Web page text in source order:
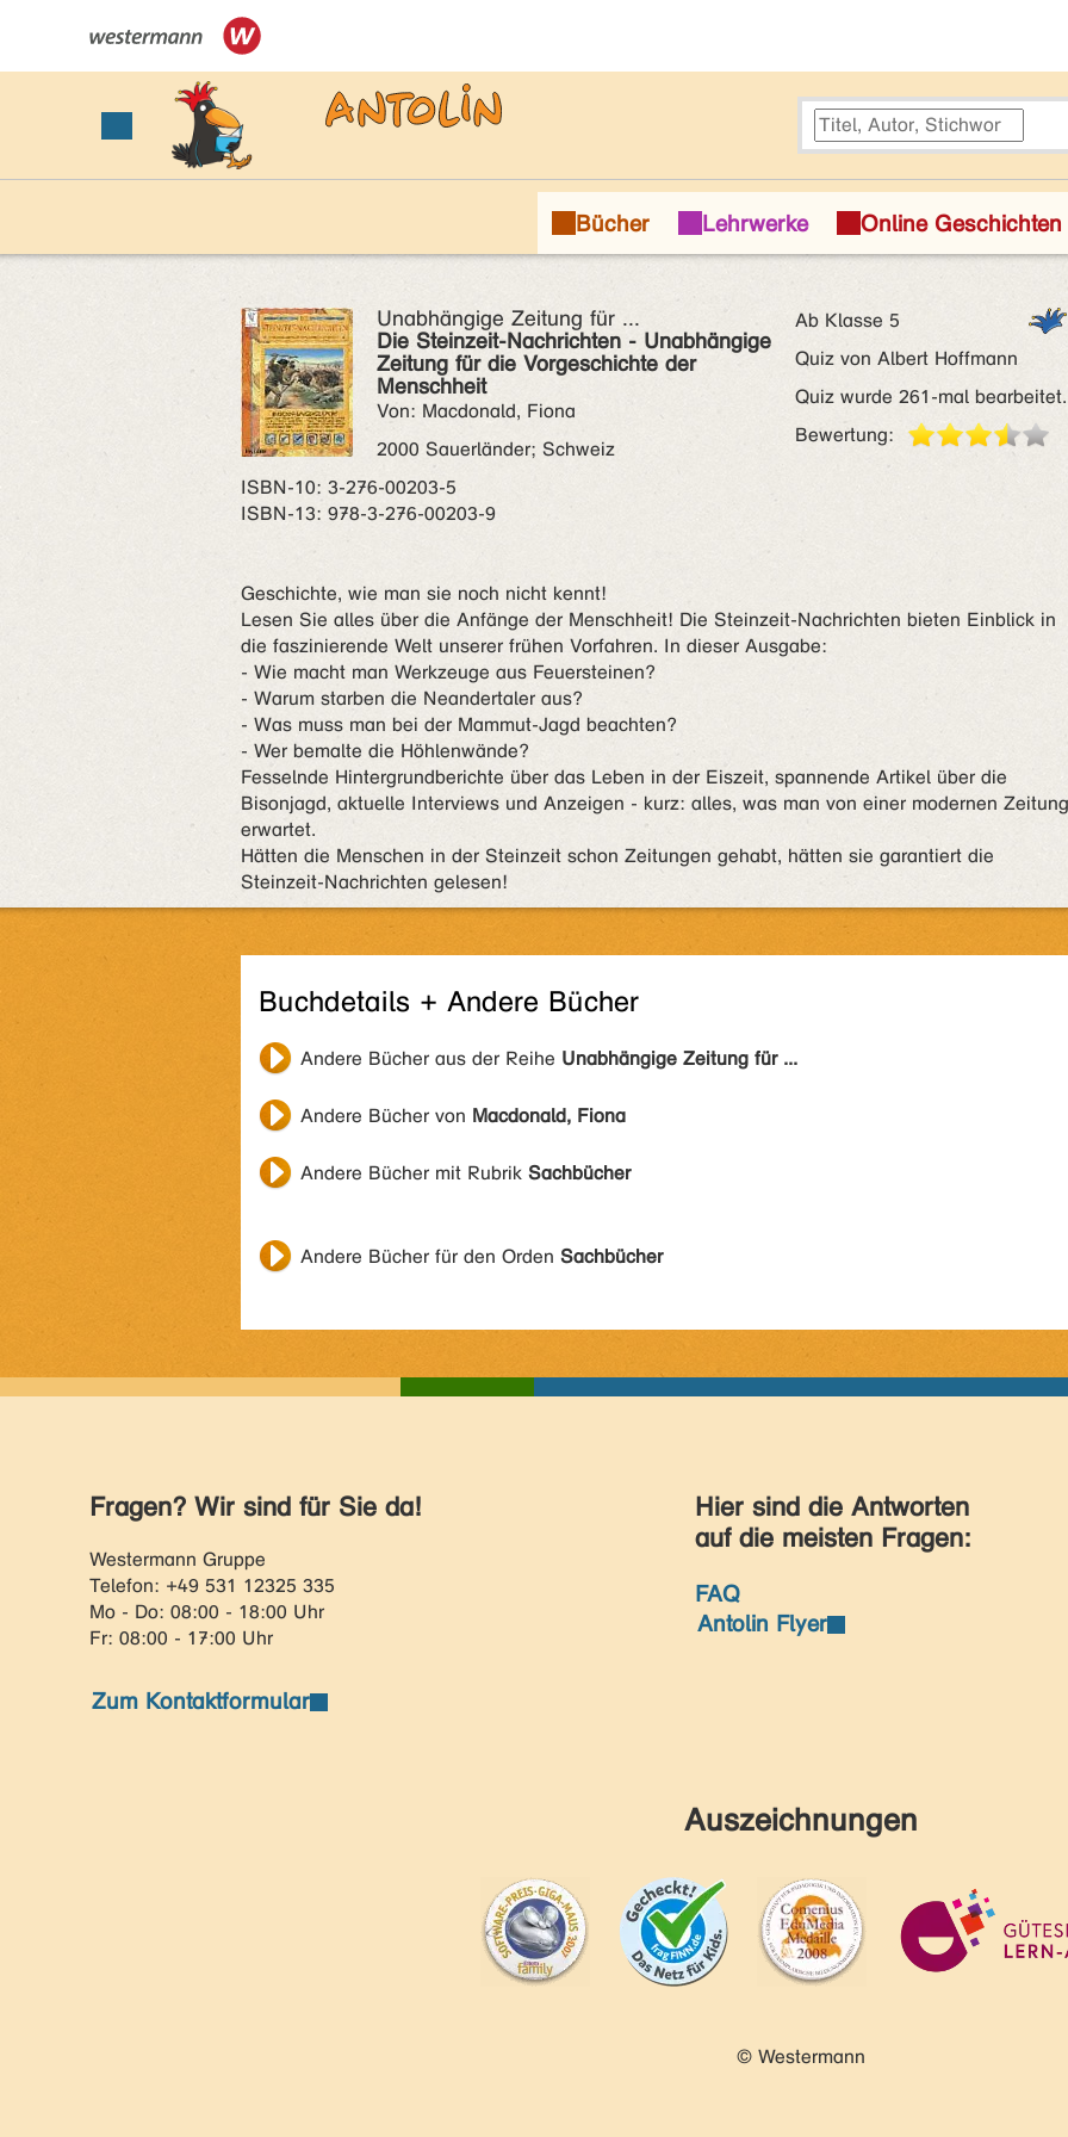
Unabhängige Zeitung für ...
Die Steinzeit-Nachrichten - Unabhängige
Zeitung für die Vorgeschichte der
Menschheit
Von: Macdonald, Fiona
2000 Sauerländer; Schweiz
ISBN‑10: 3-276-00203-5
ISBN‑13: 978-3-276-00203-9
Ab Klasse 5
Quiz von Albert Hoffmann
Quiz wurde 261-mal bearbeitet.
Bewertung:
Geschichte, wie man sie noch nicht kennt!
Lesen Sie alles über die Anfänge der Menschheit! Die Steinzeit-Nachrichten bieten Einblick in
die faszinierende Welt unserer frühen Vorfahren. In dieser Ausgabe:
- Wie macht man Werkzeuge aus Feuersteinen?
- Warum starben die Neandertaler aus?
- Was muss man bei der Mammut-Jagd beachten?
- Wer bemalte die Höhlenwände?
Fesselnde Hintergrundberichte über das Leben in der Eiszeit, spannende Artikel über die
Bisonjagd, aktuelle Interviews und Anzeigen - kurz: alles, was man von einer modernen Zeitung
erwartet.
Hätten die Menschen in der Steinzeit schon Zeitungen gehabt, hätten sie garantiert die
Steinzeit-Nachrichten gelesen!
Buchdetails + Andere Bücher
Andere Bücher aus der Reihe Unabhängige Zeitung für ...
Andere Bücher von Macdonald, Fiona
Andere Bücher mit Rubrik Sachbücher
Andere Bücher für den Orden Sachbücher